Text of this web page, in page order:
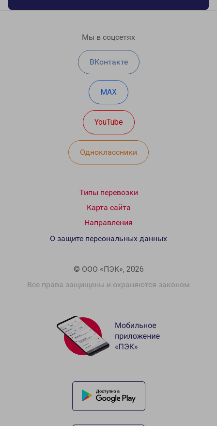
Мы в соцсетях
ВКонтакте
MAX
YouTube
Одноклассники
Типы перевозки
Карта сайта
Направления
© ООО «ПЭК», 2026
Все права защищены и охраняются законом
О защите персональных данных